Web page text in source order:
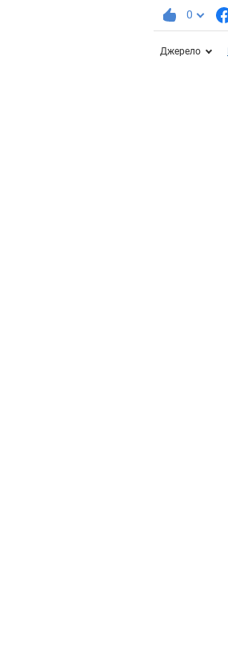
0
Джерело